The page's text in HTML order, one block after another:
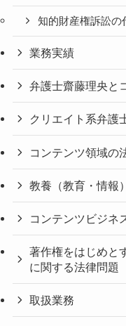
知的財産権訴訟の
業務実績
弁護士齋藤理央と
クリエイト系弁護
コンテンツ領域の
教養（教育・情報
コンテンツビジネ
著作権をはじめと
に関する法律問題
取扱業務